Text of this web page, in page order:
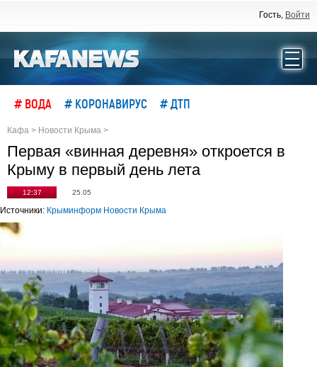
Гость, Войти
# ВОДА # КОРОНАВИРУС # ДТП
Кафа > Новости Крыма >
Первая «винная деревня» откроется в
Крыму в первый день лета
12:37 25.05
Источники: Крыминформ Новости Крыма